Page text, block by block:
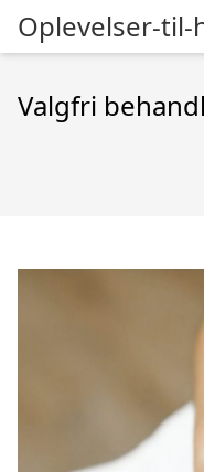
Oplevelser-til-
Valgfri